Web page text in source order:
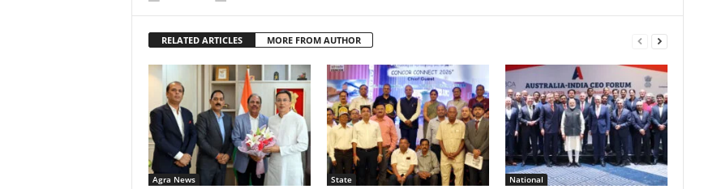
RELATED ARTICLES MORE FROM AUTHOR
Agra News State National